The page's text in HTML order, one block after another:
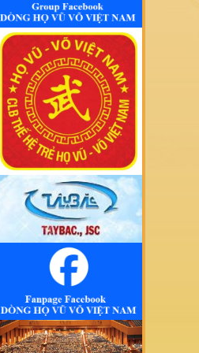
trong tộc họ dẫn về tộc Vũ/Võ với
cụ tổ Vũ Hồn nhưng không có cây
phả hệ để thấy sự gắn kết này. Mong
một ngày sẽ có cây phả hệ để mọi
con dân họ Vũ/Võ có thể biết dòng
máu trong mình từ đâu ra. Trân
trọng.
Vũ Phong :Tôi thấy từ thời Hai Bà
TRưng đã có họ Vũ ,Các bác có thể
xem sự tích tướng quân Bát Nàn.Nên
nói họ Vũ ở ViệtNam xuất phát kỷ
13 -Với Ông tổ là Vũ Hồn ,là không
thuyết Phục.
Vũ Phong : https://www.dkn.tv/van-
hoa/tho-nu-anh-hung-dat-viet-vu-
thuc-nuong.html
VÕ QUANG ĐÔNG :tự hào là
người họ võ
Vũ Thanh Giang :Dòng họ làm nên
bao tuyệt tác thời đương đại với
nhiều địa vị xã hội khác nhau sinh ra
một anh tú văn khúc tính quân làm
nền thời đại quân chủ
Vũ Ngọc Chiến :Cháu muốn xin
file ảnh của thủy Tổ Vũ Hồn bản
chuẩn để in. Các bác có hỗ trợ cháu
với ạ! (Gmail:
vungocchienhd@gmail.com) Cháu
cảm ơn nhiều
Vũ Ngọc Trân, Nha Trang :Đề
nghị cho biết số điện thoại của ông
Vũ Trọng Hoàng, BLL dong họ Vũ,
huyện Tinh Gia, Thanh Hóa. Tôi
muốn liên lạc để tìm gốc gác họ Vũ